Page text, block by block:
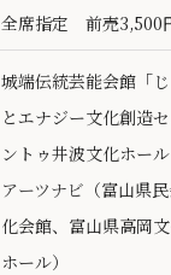
全席指定 前売3,500
城端伝統芸能会館「
とエナジー文化創造
ントゥ井波文化ホール
アーツナビ （富山県
化会館、富山県高岡
ホール）